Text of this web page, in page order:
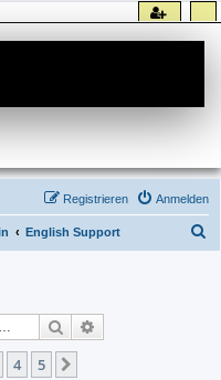
Anmelden
Registrieren
English Support
Suche
4 5